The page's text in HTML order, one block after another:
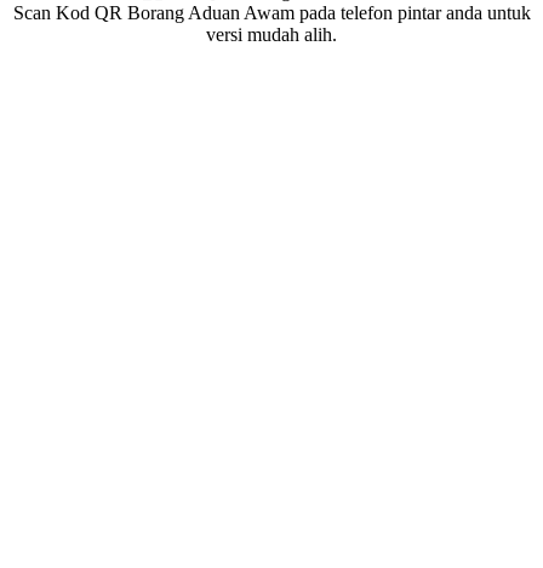
Scan Kod QR Borang Aduan Awam pada telefon pintar anda untuk
versi mudah alih.